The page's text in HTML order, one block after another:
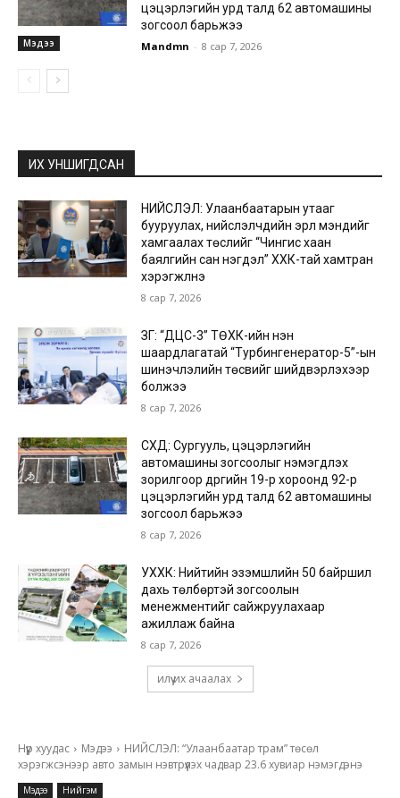
Мэдээ
цэцэрлэгийн урд талд 62 автомашины
зогсоол барьжээ
Mandmn - 8 сар 7, 2026
ИХ УНШИГДСАН
НИЙСЛЭЛ: Улаанбаатарын утааг
бууруулах, нийслэлчүүдийн эрүүл мэндийг
хамгаалах төслийг “Чингис хаан
баялгийн сан нэгдэл” ХХК-тай хамтран
хэрэгжүүлнэ
8 сар 7, 2026
ЗГ: “ДЦС-3” ТӨХК-ийн нэн
шаардлагатай “Турбингенератор-5”-ын
шинэчлэлийн төсвийг шийдвэрлэхээр
болжээ
8 сар 7, 2026
СХД: Сургууль, цэцэрлэгийн
автомашины зогсоолыг нэмэгдүүлэх
зорилгоор дүүргийн 19-р хороонд 92-р
цэцэрлэгийн урд талд 62 автомашины
зогсоол барьжээ
8 сар 7, 2026
УХХК: Нийтийн эзэмшлийн 50 байршил
дахь төлбөртэй зогсоолын
менежментийг сайжруулахаар
ажиллаж байна
8 сар 7, 2026
илүү их ачаалах